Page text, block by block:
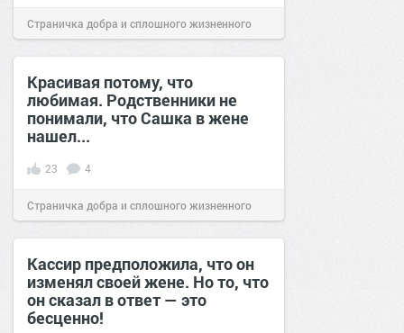
Страничка добра и сплошного жизненного
позитива! 12:39 24 фев 2026
Красивая потому, что
любимая. Родственники не
понимали, что Сашка в жене
нашел...
23 4
Страничка добра и сплошного жизненного
позитива! 15:16 28 мар 2019
Кассир предположила, что он
изменял своей жене. Но то, что
он сказал в ответ — это
бесценно!